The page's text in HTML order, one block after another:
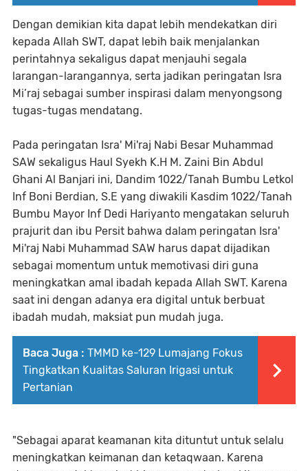
Dengan demikian kita dapat lebih mendekatkan diri
kepada Allah SWT, dapat lebih baik menjalankan
perintahnya sekaligus dapat menjauhi segala
larangan-larangannya, serta jadikan peringatan Isra
Mi’raj sebagai sumber inspirasi dalam menyongsong
tugas-tugas mendatang.
Pada peringatan Isra' Mi'raj Nabi Besar Muhammad
SAW sekaligus Haul Syekh K.H M. Zaini Bin Abdul
Ghani Al Banjari ini, Dandim 1022/Tanah Bumbu Letkol
Inf Boni Berdian, S.E yang diwakili Kasdim 1022/Tanah
Bumbu Mayor Inf Dedi Hariyanto mengatakan seluruh
prajurit dan ibu Persit bahwa dalam peringatan Isra'
Mi'raj Nabi Muhammad SAW harus dapat dijadikan
sebagai momentum untuk memotivasi diri guna
meningkatkan amal ibadah kepada Allah SWT. Karena
saat ini dengan adanya era digital untuk berbuat
ibadah mudah, maksiat pun mudah juga.
Baca Juga : TMMD ke-129 Lumajang Fokus
Tingkatkan Kualitas Saluran Irigasi untuk
Pertanian
"Sebagai aparat keamanan kita dituntut untuk selalu
meningkatkan keimanan dan ketaqwaan. Karena